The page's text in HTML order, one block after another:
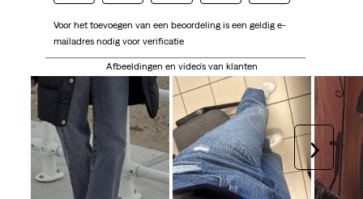
om
het
te
beoordelen
met
1
ster.
Hiermee
open
om
het
artikel
beoordelen
2
sterren.
Hiermee
open
om
het
artikel
te
beoordelen
met
3
sterren.
Hiermee
open
om
artikel
te
beoordelen
met
4
sterren.
Hiermee
open
om
artikel
te
beoordelen
met
5
sterren.
Hiermee
open
Voor het toevoegen van een beoordeling is een geldig e-
mailadres nodig voor verificatie
Afbeeldingen en video's van klanten